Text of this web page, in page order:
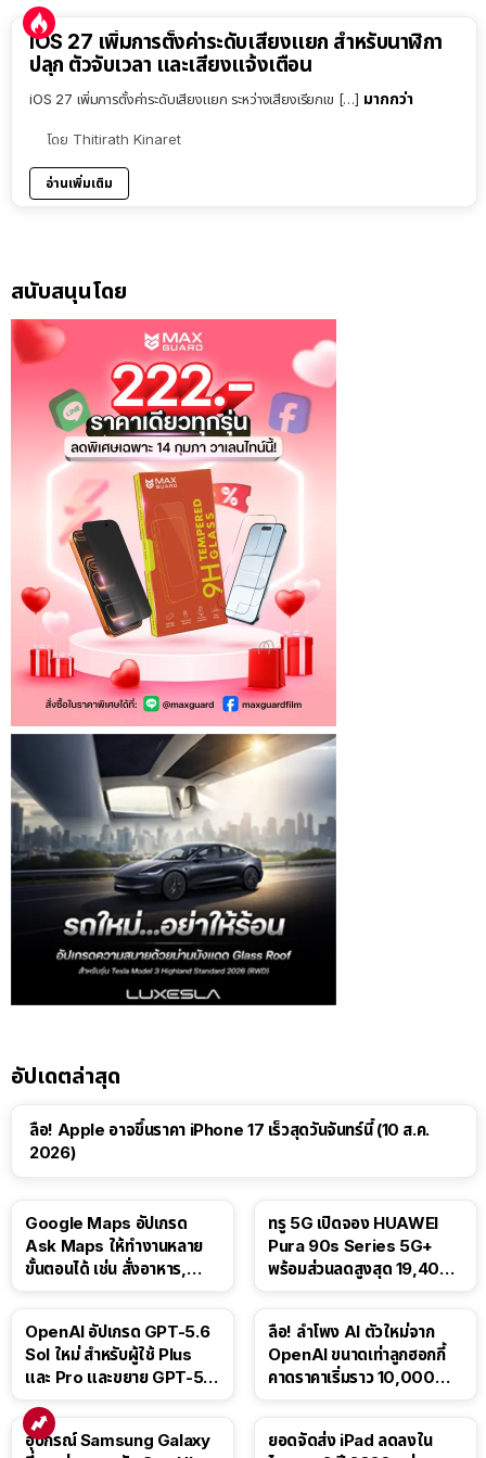
iOS 27 เพิ่มการตั้งค่าระดับเสียงแยก สำหรับนาฬิกา
ปลุก ตัวจับเวลา และเสียงแจ้งเตือน
iOS 27 เพิ่มการตั้งค่าระดับเสียงแยก ระหว่างเสียงเรียกเข […] มากกว่า
โดย Thitirath Kinaret
อ่านเพิ่มเติม
สนับสนุนโดย
อัปเดตล่าสุด
ลือ! Apple อาจขึ้นราคา iPhone 17 เร็วสุดวันจันทร์นี้ (10 ส.ค.
2026)
Google Maps อัปเกรด
Ask Maps ให้ทำงานหลาย
ขั้นตอนได้ เช่น สั่งอาหาร,
ทรู 5G เปิดจอง HUAWEI
Pura 90s Series 5G+
พร้อมส่วนลดสูงสุด 19,400
OpenAI อัปเกรด GPT-5.6
Sol ใหม่ สำหรับผู้ใช้ Plus
และ Pro และขยาย GPT-5.6
ลือ! ลำโพง AI ตัวใหม่จาก
OpenAI ขนาดเท่าลูกฮอกกี้
คาดราคาเริ่มราว 10,000
อุปกรณ์ Samsung Galaxy
ยอดจัดส่ง iPad ลดลงใน